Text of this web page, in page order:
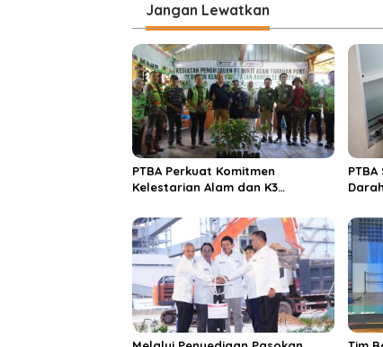
g
a
s
i
p
o
s
Jangan Lewatkan
PTBA Perkuat Komitmen
Kelestarian Alam dan K3